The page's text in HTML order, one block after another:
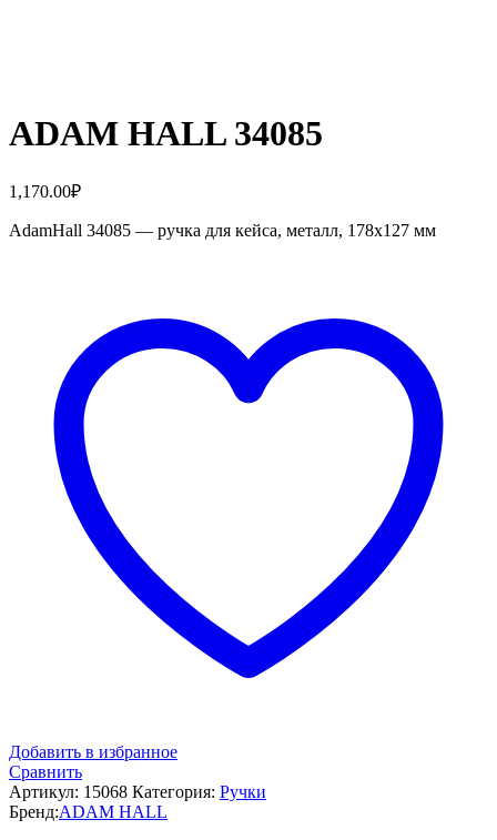
ADAM HALL 34085
1,170.00₽
AdamHall 34085 — ручка для кейса, металл, 178х127 мм
Добавить в избранное
Сравнить
Артикул: 15068 Категория: Ручки
Бренд:ADAM HALL